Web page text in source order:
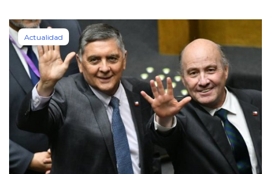
Actualidad